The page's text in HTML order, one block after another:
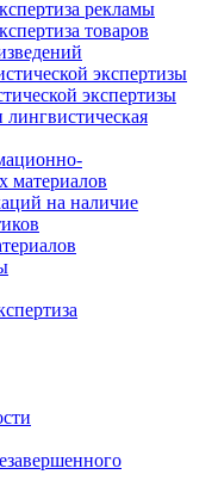
рекламы
товаров
экспертизы
экспертизы
материалов
на наличие